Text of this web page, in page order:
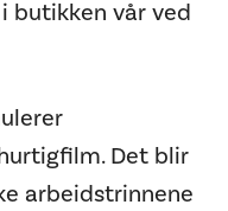
butikken vår ved
Det blir
arbeidstrinnene